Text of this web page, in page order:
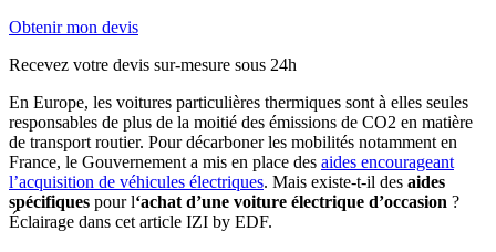
Obtenir mon devis
Recevez votre devis sur-mesure sous 24h
En Europe, les voitures particulières thermiques sont à elles seules
responsables de plus de la moitié des émissions de CO2 en matière
de transport routier. Pour décarboner les mobilités notamment en
France, le Gouvernement a mis en place des aides encourageant
l’acquisition de véhicules électriques. Mais existe-t-il des aides
spécifiques pour l‘achat d’une voiture électrique d’occasion ?
Éclairage dans cet article IZI by EDF.